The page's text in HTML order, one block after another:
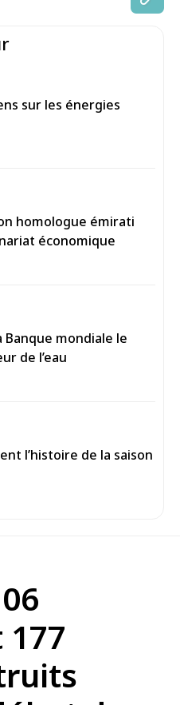
sur les énergies
homologue émirati
économique
Banque mondiale le
de l’eau
l’histoire de la saison